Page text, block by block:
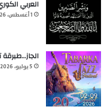
العربي
1 أغسطس، 2026
5 يوليو، 2026